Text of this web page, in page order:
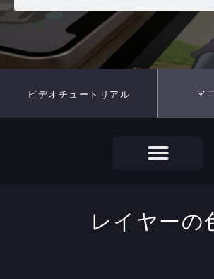
ビデオチュートリアル マ
レイヤーの